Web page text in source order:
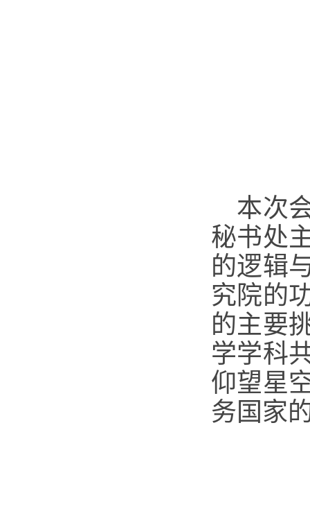
本次
秘书处
的逻辑
究院的
的主要
学学科
仰望星
务国家